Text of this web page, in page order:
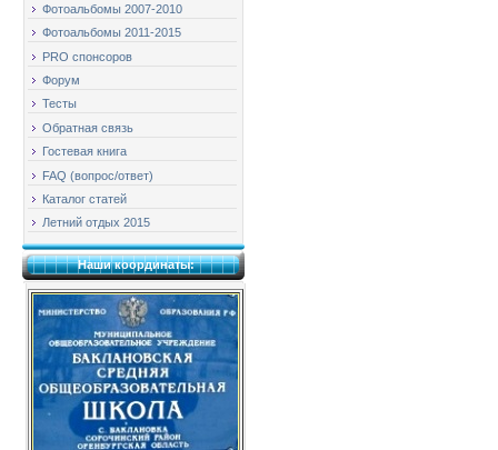
Фотоальбомы 2007-2010
Фотоальбомы 2011-2015
PRO спонсоров
Форум
Тесты
Обратная связь
Гостевая книга
FAQ (вопрос/ответ)
Каталог статей
Летний отдых 2015
Наши координаты: